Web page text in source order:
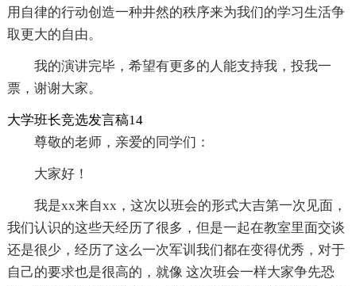
用自律的行动创造一种井然的秩序来为我们的学习生活争
取更大的自由。
我的演讲完毕，希望有更多的人能支持我，投我一
票，谢谢大家。
大学班长竞选发言稿14
尊敬的老师，亲爱的同学们：
大家好！
我是xx来自xx，这次以班会的形式大吉第一次见面，
我们认识的这些天经历了很多，但是一起在教室里面交谈
还是很少，经历了这么一次军训我们都在变得优秀，对于
自己的要求也是很高的，就像 这次班会一样大家争先恐